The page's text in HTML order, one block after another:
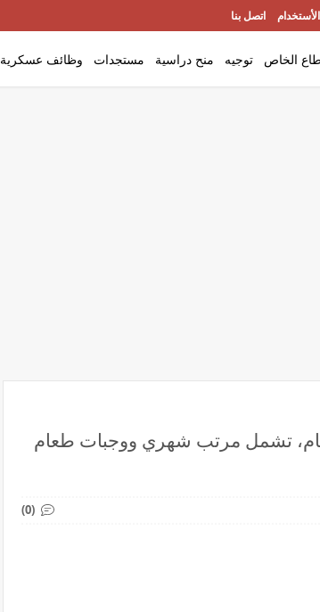
اتصل بنا
الخاص توجيه منح دراسية مستجدات وظائف عسكرية
عام، تشمل مرتب شهري ووجبات طعام
(0)